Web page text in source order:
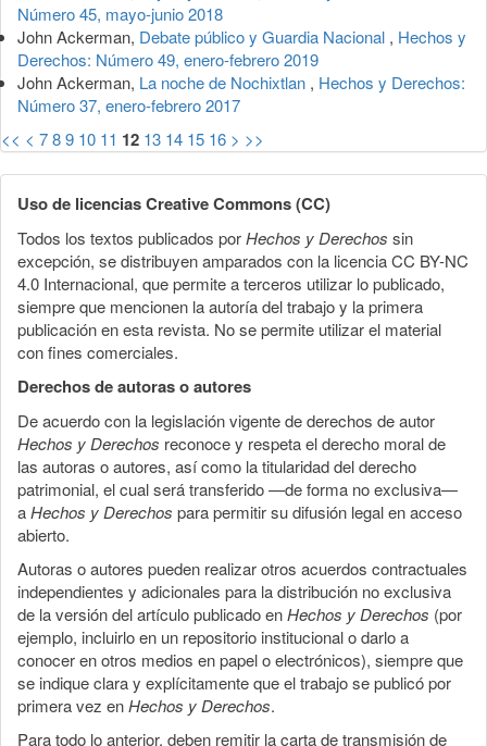
Número 45, mayo-junio 2018
John Ackerman, Debate público y Guardia Nacional , Hechos y
Derechos: Número 49, enero-febrero 2019
John Ackerman, La noche de Nochixtlan , Hechos y Derechos:
Número 37, enero-febrero 2017
<< < 789 10 11 12 13 14 15 16 > >>
Uso de licencias Creative Commons (CC)
Todos los textos publicados porHechos y Derechos sin
excepción, se distribuyen amparados con la licencia CC BY-NC
4.0 Internacional, que permite a terceros utilizar lo publicado,
siempre que mencionen la autoría del trabajo y la primera
publicación en esta revista. No se permite utilizar el material
con fines comerciales.
Derechos de autoras o autores
De acuerdo con la legislación vigente de derechos de autor
Hechos y Derechos reconoce y respeta el derecho moral de
las autoras o autores, así como la titularidad del derecho
patrimonial, el cual será transferido —de forma no exclusiva—
aHechos y Derechos para permitir su difusión legal en acceso
abierto.
Autoras o autores pueden realizar otros acuerdos contractuales
independientes y adicionales para la distribución no exclusiva
de la versión del artículo publicado enHechos y Derechos (por
ejemplo, incluirlo en un repositorio institucional o darlo a
conocer en otros medios en papel o electrónicos), siempre que
se indique clara y explícitamente que el trabajo se publicó por
primera vez enHechos y Derechos.
Para todo lo anterior, deben remitir la carta de transmisión de